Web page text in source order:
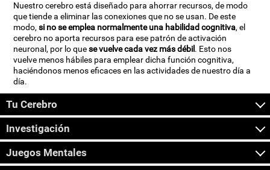
Nuestro cerebro está diseñado para ahorrar recursos, de modo
que tiende a eliminar las conexiones que no se usan. De este
modo,si no se emplea normalmente una habilidad cognitiva, el
cerebro no aporta recursos para ese patrón de activación
neuronal, por lo quese vuelve cada vez más débil . Esto nos
vuelve menos hábiles para emplear dicha función cognitiva,
haciéndonos menos eficaces en las actividades de nuestro día a
día.
Tu Cerebro
Investigación
Juegos Mentales